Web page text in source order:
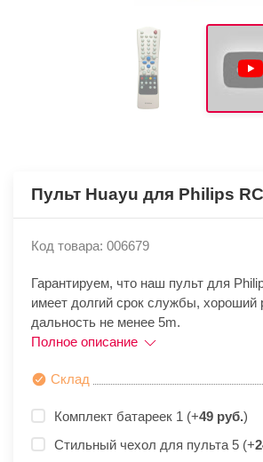
Пульт Huayu для Philips
Код товара: 006679
Гарантируем, что наш пульт для
имеет долгий срок службы, хороший
дальность не менее 5m.
Полное описание
Склад
Комплект батареек 1 (+49 руб.)
Стильный чехол для пульта 5 (+